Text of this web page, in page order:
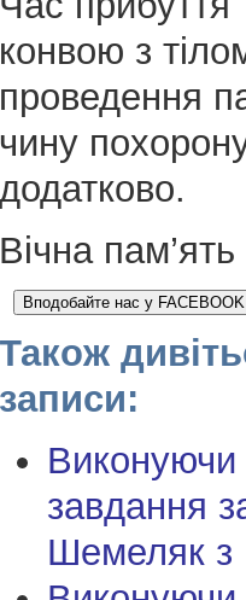
конвою з
проведення
чину
додатково.
Вічна
Вподобайте нас у
Також
записи:
завдання
Шемеляк з